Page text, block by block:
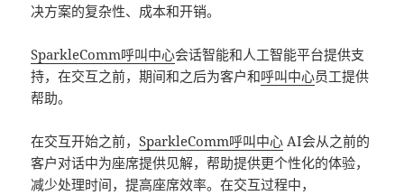
决方案的复杂性、成本和开销。
SparkleComm呼叫中心会话智能和人工智能平台提供支
持，在交互之前，期间和之后为客户和呼叫中心员工提供
帮助。
在交互开始之前，SparkleComm呼叫中心 AI会从之前的
客户对话中为座席提供见解，帮助提供更个性化的体验，
减少处理时间，提高座席效率。在交互过程中，